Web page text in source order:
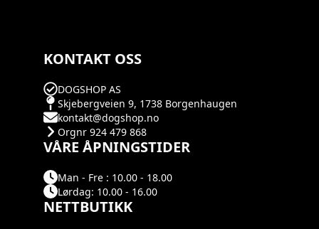
KONTAKT OSS
DOGSHOP AS
Skjebergveien 9, 1738 Borgenhaugen
kontakt@dogshop.no
Orgnr 924 479 868
VÅRE ÅPNINGSTIDER
Man - Fre : 10.00 - 18.00
Lørdag: 10.00 - 16.00
NETTBUTIKK